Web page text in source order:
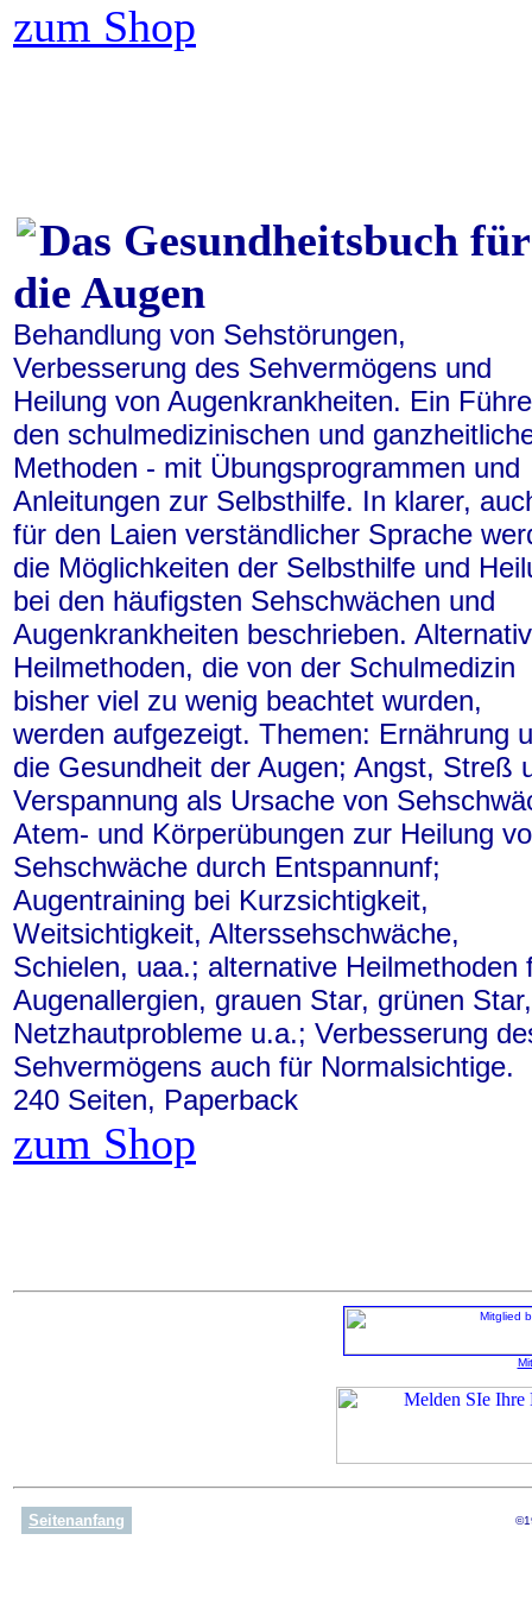
zum Shop
Das Gesundheitsbuch für
die Augen
Behandlung von Sehstörungen,
Verbesserung des Sehvermögens und
Heilung von Augenkrankheiten. Ein
den schulmedizinischen und
Methoden - mit Übungsprogrammen und
Anleitungen zur Selbsthilfe. In klarer,
für den Laien verständlicher Sprache
die Möglichkeiten der Selbsthilfe und
bei den häufigsten Sehschwächen und
Augenkrankheiten beschrieben.
Heilmethoden, die von der Schulmedizin
bisher viel zu wenig beachtet wurden,
werden aufgezeigt. Themen: Ernährung
die Gesundheit der Augen; Angst, Streß
Verspannung als Ursache von
Atem- und Körperübungen zur Heilung
Sehschwäche durch Entspannunf;
Augentraining bei Kurzsichtigkeit,
Weitsichtigkeit, Alterssehschwäche,
Schielen, uaa.; alternative Heilmethoden
Augenallergien, grauen Star, grünen Star,
Netzhautprobleme u.a.; Verbesserung
Sehvermögens auch für Normalsichtige.
240 Seiten, Paperback
zum Shop
Seitenanfang